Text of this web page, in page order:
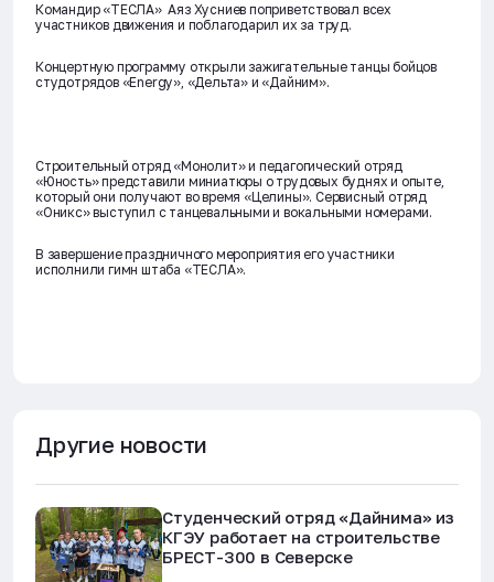
Командир «ТЕСЛА» Аяз Хусниев поприветствовал всех
участников движения и поблагодарил их за труд.
Концертную программу открыли зажигательные танцы бойцов
студотрядов «Energy», «Дельта» и «Дайним».
Строительный отряд «Монолит» и педагогический отряд
«Юность» представили миниатюры о трудовых буднях и опыте,
который они получают во время «Целины». Сервисный отряд
«Оникс» выступил с танцевальными и вокальными номерами.
В завершение праздничного мероприятия его участники
исполнили гимн штаба «ТЕСЛА».
Другие новости
Студенческий отряд «Дайнима» из
КГЭУ работает на строительстве
БРЕСТ-300 в Северске